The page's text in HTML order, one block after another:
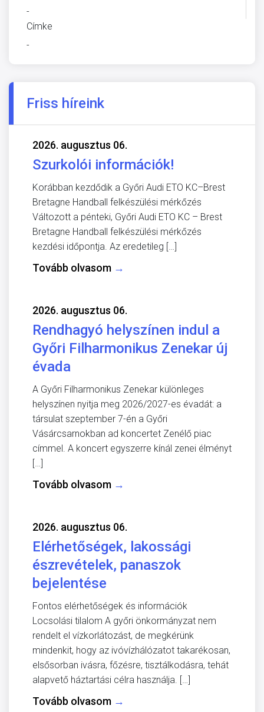
-
Címke
-
Friss híreink
2026. augusztus 06.
Szurkolói információk!
Korábban kezdődik a Győri Audi ETO KC–Brest
Bretagne Handball felkészülési mérkőzés
Változott a pénteki, Győri Audi ETO KC – Brest
Bretagne Handball felkészülési mérkőzés
kezdési időpontja. Az eredetileg […]
Tovább olvasom →
2026. augusztus 06.
Rendhagyó helyszínen indul a
Győri Filharmonikus Zenekar új
évada
A Győri Filharmonikus Zenekar különleges
helyszínen nyitja meg 2026/2027-es évadát: a
társulat szeptember 7-én a Győri
Vásárcsarnokban ad koncertet Zenélő piac
címmel. A koncert egyszerre kínál zenei élményt
[…]
Tovább olvasom →
2026. augusztus 06.
Elérhetőségek, lakossági
észrevételek, panaszok
bejelentése
Fontos elérhetőségek és információk
Locsolási tilalom A győri önkormányzat nem
rendelt el vízkorlátozást, de megkérünk
mindenkit, hogy az ivóvízhálózatot takarékosan,
elsősorban ivásra, főzésre, tisztálkodásra, tehát
alapvető háztartási célra használja. […]
Tovább olvasom →